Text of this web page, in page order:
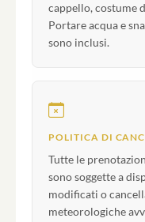
cappello, costume
Portare acqua e
sono inclusi.
POLITICA DI
Tutte le
sono soggette a
modificati o
meteorologiche